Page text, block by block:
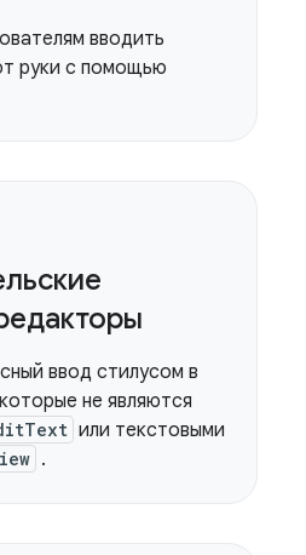
вводить
руки с помощью
ввод стилусом в
не являются
или текстовыми
.